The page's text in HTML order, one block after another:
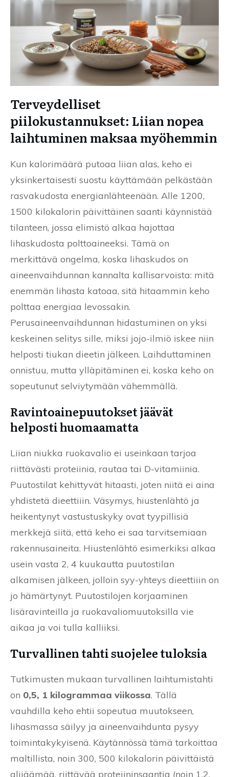
Terveydelliset
piilokustannukset: Liian nopea
laihtuminen maksaa myöhemmin
Kun kalorimäärä putoaa liian alas, keho ei
yksinkertaisesti suostu käyttämään pelkästään
rasvakudosta energianlähteenään. Alle 1200,
1500 kilokalorin päivittäinen saanti käynnistää
tilanteen, jossa elimistö alkaa hajottaa
lihaskudosta polttoaineeksi. Tämä on
merkittävä ongelma, koska lihaskudos on
aineenvaihdunnan kannalta kallisarvoista: mitä
enemmän lihasta katoaa, sitä hitaammin keho
polttaa energiaa levossakin.
Perusaineenvaihdunnan hidastuminen on yksi
keskeinen selitys sille, miksi jojo-ilmiö iskee niin
helposti tiukan dieetin jälkeen. Laihduttaminen
onnistuu, mutta ylläpitäminen ei, koska keho on
sopeutunut selviytymään vähemmällä.
Ravintoainepuutokset jäävät
helposti huomaamatta
Liian niukka ruokavalio ei useinkaan tarjoa
riittävästi proteiinia, rautaa tai D-vitamiinia.
Puutostilat kehittyvät hitaasti, joten niitä ei aina
yhdistetä dieettiiin. Väsymys, hiustenlähtö ja
heikentynyt vastustuskyky ovat tyypillisiä
merkkejä siitä, että keho ei saa tarvitsemiaan
rakennusaineita. Hiustenlähtö esimerkiksi alkaa
usein vasta 2, 4 kuukautta puutostilan
alkamisen jälkeen, jolloin syy-yhteys dieettiiin on
jo hämärtynyt. Puutostilojen korjaaminen
lisäravinteilla ja ruokavaliomuutoksilla vie
aikaa ja voi tulla kalliiksi.
Turvallinen tahti suojelee tuloksia
Tutkimusten mukaan turvallinen laihtumistahti
on 0,5, 1 kilogrammaa viikossa. Tällä
vauhdilla keho ehtii sopeutua muutokseen,
lihasmassa säilyy ja aineenvaihdunta pysyy
toimintakykyisenä. Käytännössä tämä tarkoittaa
maltillista, noin 300, 500 kilokalorin päivittäistä
alijäämää, riittävää proteiininsaantia (noin 1,2,